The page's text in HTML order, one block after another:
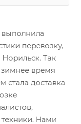
выполнила
перевозку,
Норильск. Так
зимнее время
стала доставка
Нами